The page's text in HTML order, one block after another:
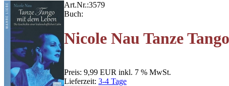
Art.Nr.:3579
Buch:
Nicole Nau Tanze
Preis: 9,99 EUR inkl. 7 % MwSt.
Lieferzeit: 3-4 Tage